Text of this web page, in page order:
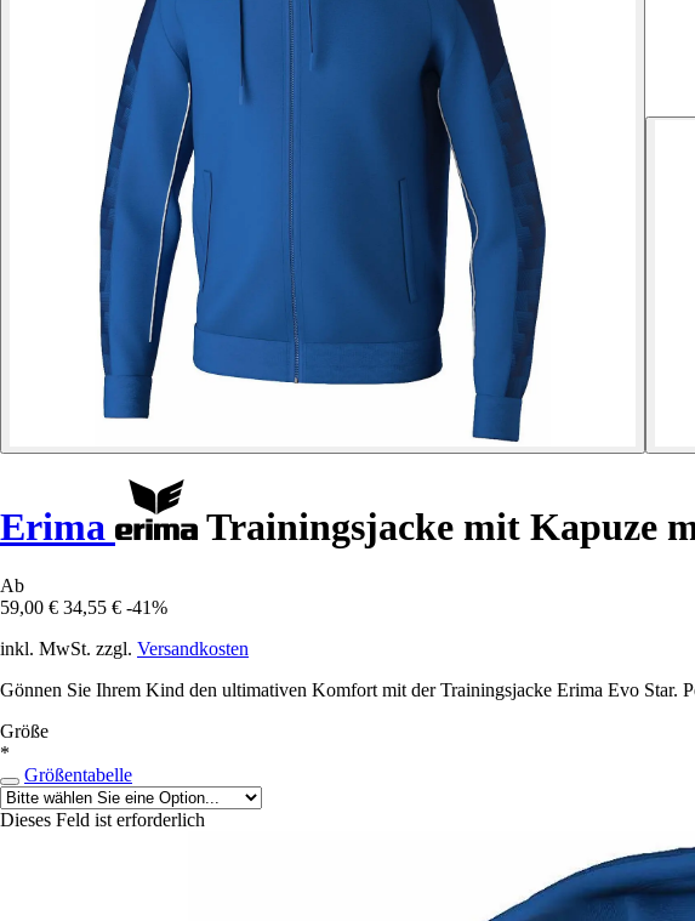
Erima Trainingsjacke mit Kapuze
Ab
59,00 € 34,55 € -41%
inkl. MwSt. zzgl. Versandkosten
Gönnen Sie Ihrem Kind den ultimativen Komfort mit der Trainingsjacke Erima Evo Star.
Größe
*
Größentabelle
Dieses Feld ist erforderlich